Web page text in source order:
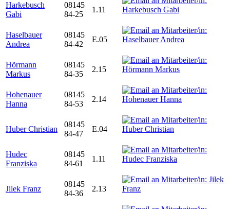
Harkebusch
Gabi
08145
84-25
1.11
Haselbauer
Andrea
08145
84-42
E.05
Hörmann
Markus
08145
84-35
2.15
Hohenauer
Hanna
08145
84-53
2.14
Huber Christian
08145
84-47
E.04
Hudec
Franziska
08145
84-61
1.11
Jilek Franz
08145
84-36
2.13